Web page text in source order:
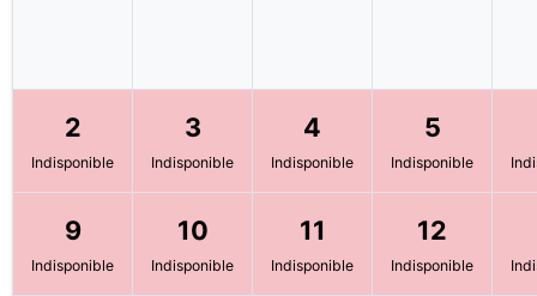
2
Indisponible
3
Indisponible
4
Indisponible
5
Indisponible
9
Indisponible
10
Indisponible
11
Indisponible
12
Indisponible